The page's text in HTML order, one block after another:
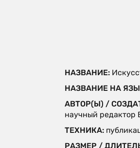
НАЗВАНИЕ:
НАЗВАНИЕ НА
АВТОР(Ы) /
научный редактор
ТЕХНИКА:
РАЗМЕР /